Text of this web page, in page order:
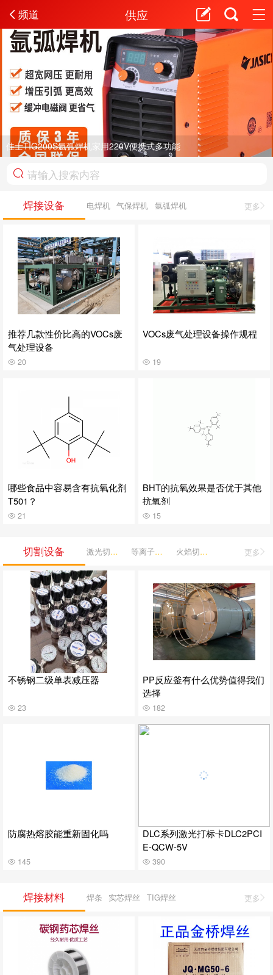
频道 供应
佳士TIG200S氩弧焊机家用220V便携式多功能
焊接设备 电焊机 气保焊机 氩弧焊机 更多
推荐几款性价比高的VOCs废
气处理设备
20
VOCs废气处理设备操作规程
19
哪些食品中容易含有抗氧化剂
T501？
21
BHT的抗氧效果是否优于其他
抗氧剂
15
切割设备 激光切割机 等离子切割机 火焰切割机 更多
不锈钢二级单表减压器
23
PP反应釜有什么优势值得我们
选择
182
防腐热熔胶能重新固化吗
145
DLC系列激光打标卡DLC2PCI
E-QCW-5V
390
焊接材料 焊条 实芯焊丝 TIG焊丝 更多